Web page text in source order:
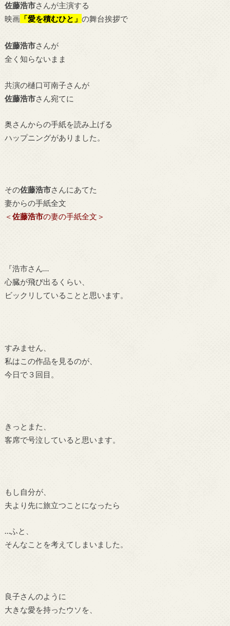
佐藤浩市さんが主演する
映画「愛を積むひと」 の舞台挨拶で
佐藤浩市さんが
全く知らないまま
共演の樋口可南子さんが
佐藤浩市さん宛てに
奥さんからの手紙を読み上げる
ハップニングがありました。
その佐藤浩市さんにあてた
妻からの手紙全文
＜佐藤浩市の妻の手紙全文＞
『浩市さん…
心臓が飛び出るくらい、
ビックリしていることと思います。
すみません、
私はこの作品を見るのが、
今日で３回目。
きっとまた、
客席で号泣していると思います。
もし自分が、
夫より先に旅立つことになったら
…ふと、
そんなことを考えてしまいました。
良子さんのように
大きな愛を持ったウソを、